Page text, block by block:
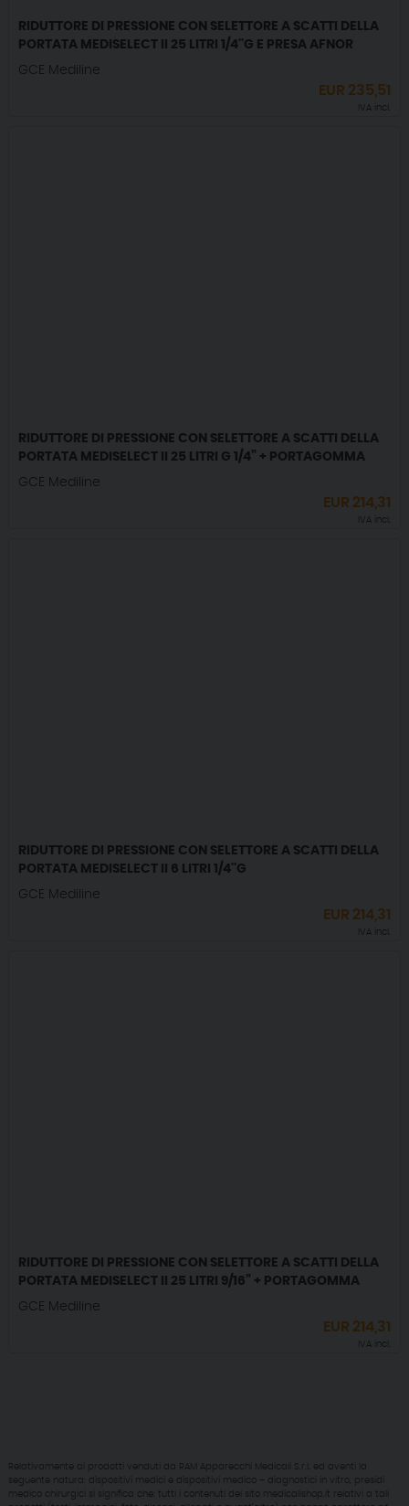
RIDUTTORE DI PRESSIONE CON SELETTORE A SCATTI DELLA
PORTATA MEDISELECT II 25 LITRI 1/4''G E PRESA AFNOR
GCE Mediline
EUR 235,51
IVA incl.
RIDUTTORE DI PRESSIONE CON SELETTORE A SCATTI DELLA
PORTATA MEDISELECT II 25 LITRI G 1/4” + PORTAGOMMA
GCE Mediline
EUR 214,31
IVA incl.
RIDUTTORE DI PRESSIONE CON SELETTORE A SCATTI DELLA
PORTATA MEDISELECT II 6 LITRI 1/4''G
GCE Mediline
EUR 214,31
IVA incl.
RIDUTTORE DI PRESSIONE CON SELETTORE A SCATTI DELLA
PORTATA MEDISELECT II 25 LITRI 9/16” + PORTAGOMMA
GCE Mediline
EUR 214,31
IVA incl.
Relativamente ai prodotti venduti da RAM Apparecchi Medicali S.r.l. ed aventi la
seguente natura: dispositivi medici e dispositivi medico – diagnostici in vitro, presidi
medico chirurgici si significa che: tutti i contenuti del sito medicalishop.it relativi a tali